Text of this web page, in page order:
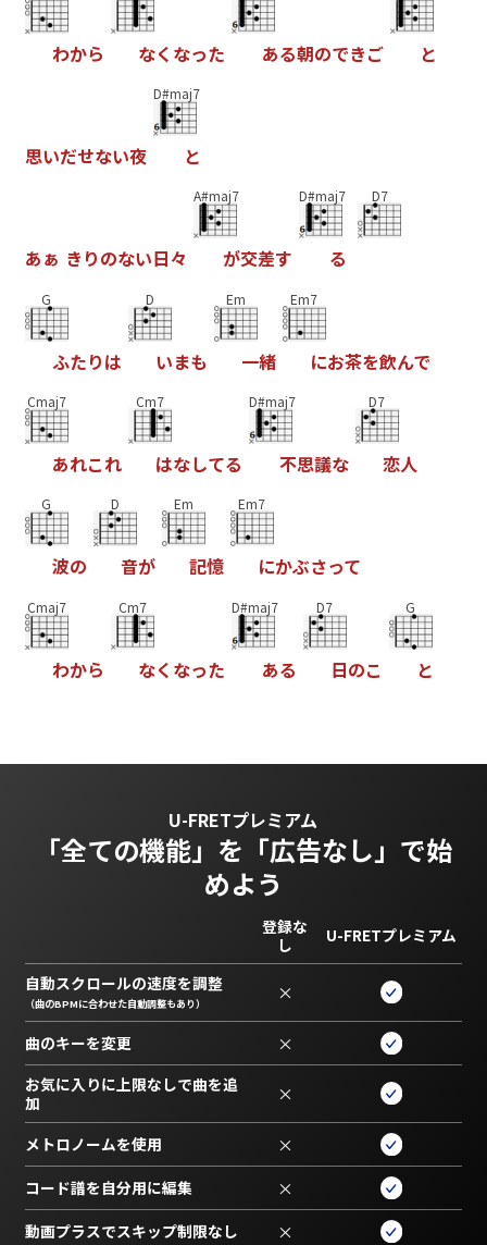
わから なく なった ある朝のできご と
思いだせない夜
D#maj7
と
あぁ き りのない日々
A#maj7
が交差す
D#maj7
る
D7
G
ふたりは
D
いまも
Em
一緒
Em7
にお茶を飲んで
Cmaj7
あれこれ
Cm7
はなしてる
D#maj7
不思議な
D7
恋人
G
波の
D
音が
Em
記憶
Em7
にかぶさって
Cmaj7
わから
Cm7
なく なった
D#maj7
ある
D7
日のこ
G
と
U-FRETプレミアム
「全ての機能」を 「広告なし」で始
めよう
登録な
し
U-FRETプレミアム
自動スクロールの速度を調整
（曲のBPMに合わせた自動調整もあり） ×
曲のキーを変更 ×
お気に入りに上限なしで曲を追
加
×
メトロノームを使用 ×
コード譜を自分用に編集 ×
動画プラスでスキップ制限なし ×